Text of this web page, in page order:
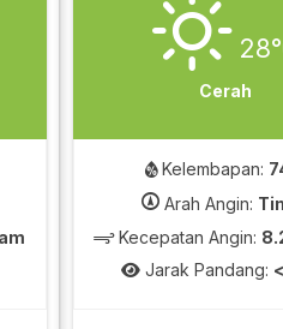
Cerah
Kelembapan:
Arah Angin:
Kecepatan Angin:
Jarak Pandang: